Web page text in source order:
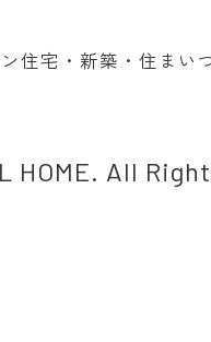
住宅・新築・住まい
HOME. All